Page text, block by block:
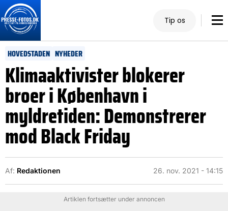
Tip os
HOVEDSTADEN NYHEDER
Klimaaktivister blokerer
broer i København i
myldretiden: Demonstrerer
mod Black Friday
Af: Redaktionen 26. nov. 2021 - 14:15
Artiklen fortsætter under annoncen